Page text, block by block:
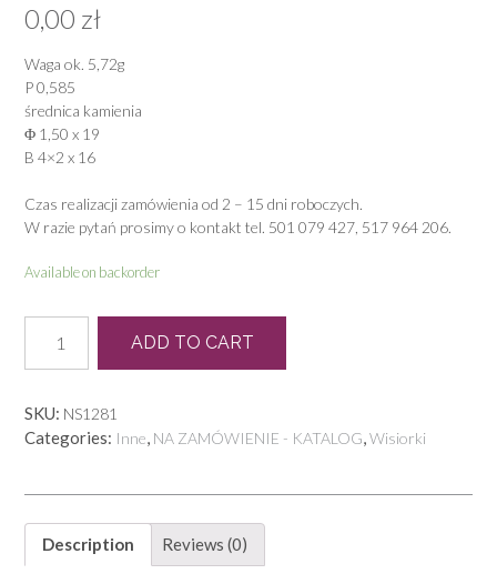
0,00 zł
Waga ok. 5,72g
P 0,585
średnica kamienia
Φ 1,50 x 19
B 4×2 x 16
Czas realizacji zamówienia od 2 – 15 dni roboczych.
W razie pytań prosimy o kontakt tel. 501 079 427, 517 964 206.
Available on backorder
0329
W
ADD TO CART
SKU: NS1281
Categories: Inne, NA ZAMÓWIENIE - KATALOG,Wisiorki
Description Reviews (0)